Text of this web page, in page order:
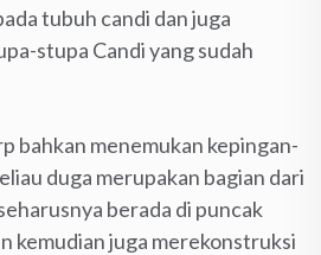
tubuh candi dan juga
stupa Candi yang sudah
bahkan menemukan kepingan-
duga merupakan bagian dari
berada di puncak
kemudian juga merekonstruksi